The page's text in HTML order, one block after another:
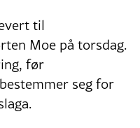
til
Moe på torsdag.
før
seg for